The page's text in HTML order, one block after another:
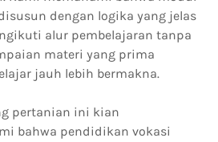
dengan logika yang jelas
alur pembelajaran tanpa
materi yang prima
jauh lebih bermakna.
pertanian ini kian
bahwa pendidikan vokasi